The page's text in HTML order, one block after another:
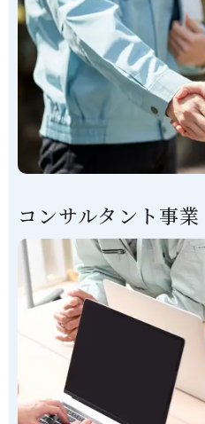
コンサルタント事業